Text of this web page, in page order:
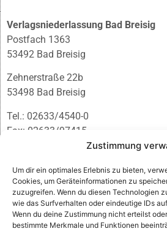
Zustimmung
Um dir ein optimales Erlebnis zu bieten,
Cookies, um Geräteinformationen zu
zuzugreifen. Wenn du diesen Technologien
wie das Surfverhalten oder eindeutige IDs
Wenn du deine Zustimmung nicht erteilst
bestimmte Merkmale und Funktionen
Verlagsniederlassung Bad Breisig
Postfach 1363
53492 Bad Breisig
Zehnerstraße 22b
53498 Bad Breisig
Tel.: 02633/4540-0
Fax: 02633/97415
infobb@blmedien.de